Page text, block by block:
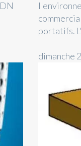
portatifs.
dimanche